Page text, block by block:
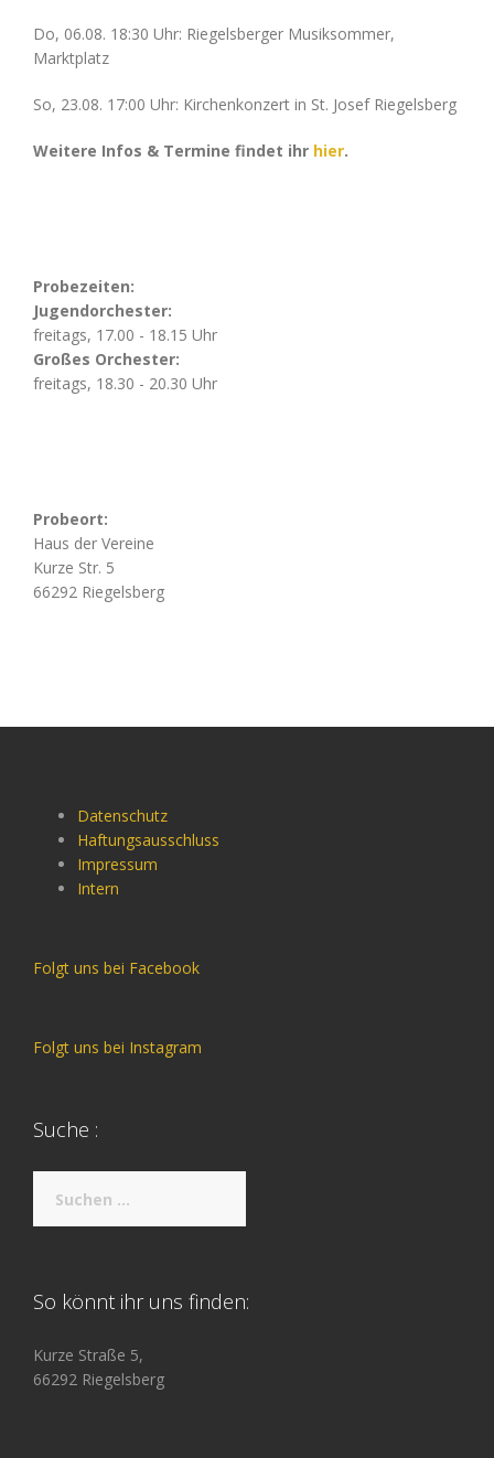
Do, 06.08. 18:30 Uhr: Riegelsberger Musiksommer,
Marktplatz
So, 23.08. 17:00 Uhr: Kirchenkonzert in St. Josef Riegelsberg
Weitere Infos & Termine findet ihr hier.
Probezeiten:
Jugendorchester:
freitags, 17.00 - 18.15 Uhr
Großes Orchester:
freitags, 18.30 - 20.30 Uhr
Probeort:
Haus der Vereine
Kurze Str. 5
66292 Riegelsberg
Datenschutz
Haftungsausschluss
Impressum
Intern
Folgt uns bei Facebook
Folgt uns bei Instagram
Suche :
nach:
So könnt ihr uns finden:
Kurze Straße 5,
66292 Riegelsberg